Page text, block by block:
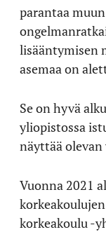
parantaa
lisääntymisen
asemaa on
Se on hyvä
yliopistossa
näyttää olevan
Vuonna 2021
korkeakoulu -